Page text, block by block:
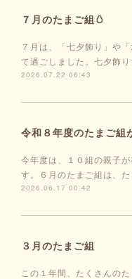
７月のたまご組🥚
７月は、「七夕飾り」や
て過ごしました。七夕飾
2026.07.22 06:43
今年度は、１０組の親子
す。６月のたまご組は、
2026.06.17 00:42
３月のたまご組
この１年間、たくさんの